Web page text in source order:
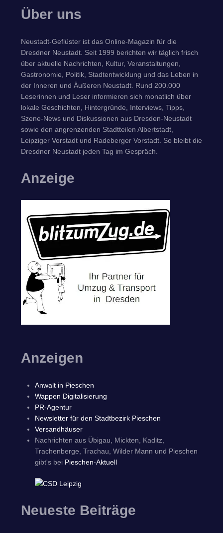
Über uns
Neustadt-Geflüster ist das Online-Magazin für die
Dresdner Neustadt. Seit 1999 berichten wir täglich frisch
über aktuelle Nachrichten, Kultur, Veranstaltungen,
Gastronomie, Politik, Stadtentwicklung und das Leben in
der Inneren und Äußeren Neustadt. Rund 200.000
Leserinnen und Leser informieren sich monatlich über
lokale Geschichten, Hintergründe, Interviews, Tipps,
Szene-News und Diskussionen aus Dresden-Neustadt
sowie den angrenzenden Stadtteilen Albertstadt,
Leipziger Vorstadt und Radeberger Vorstadt. So bleibt die
Dresdner Neustadt jeden Tag im Gespräch.
Anzeige
Anzeigen
Anwalt in Pieschen
Wappen Digitalisierung
PR-Agentur
Newsletter für den Stadtbezirk Pieschen
Versandhäuser
Nachrichten aus Übigau, Mickten, Kaditz,
Trachenberge, Trachau, Wilder Mann und Pieschen
gibt's bei Pieschen-Aktuell
Neueste Beiträge